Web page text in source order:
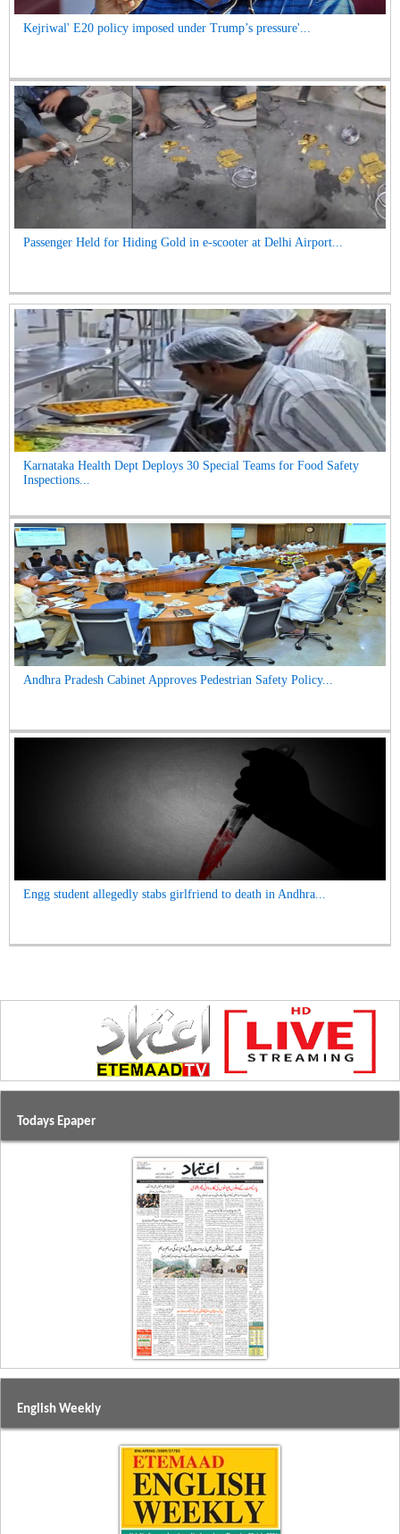
Kejriwal' E20 policy imposed under Trump’s pressure'...
Passenger Held for Hiding Gold in e-scooter at Delhi Airport...
Karnataka Health Dept Deploys 30 Special Teams for Food Safety
Inspections...
Andhra Pradesh Cabinet Approves Pedestrian Safety Policy...
Engg student allegedly stabs girlfriend to death in Andhra...
Todays Epaper
English Weekly